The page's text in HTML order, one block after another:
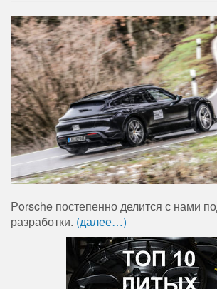
Porsche постепенно делится с нами
разработки. (далее…)